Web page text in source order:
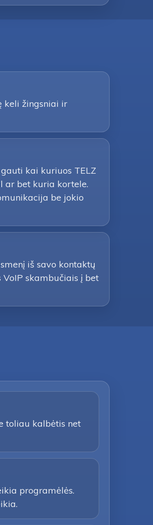
keli žingsniai ir
kai kuriuos TELZ
ar bet kuria kortele.
be jokio
iš savo kontaktų
skambučiais į bet
toliau kalbėtis net
programėlės.